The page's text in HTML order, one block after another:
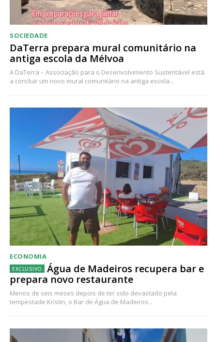
SOCIEDADE
DaTerra prepara mural comunitário na
antiga escola da Mélvoa
A DaTerra – Associação para o Desenvolvimento Sustentável está
a concluir um novo mural comunitário na antiga escola...
ECONOMIA
Água de Madeiros recupera bar e
prepara novo restaurante
Menos de seis meses depois de ter sido devastado pela
tempestade Kristin, o Bar de Água de Madeiros...